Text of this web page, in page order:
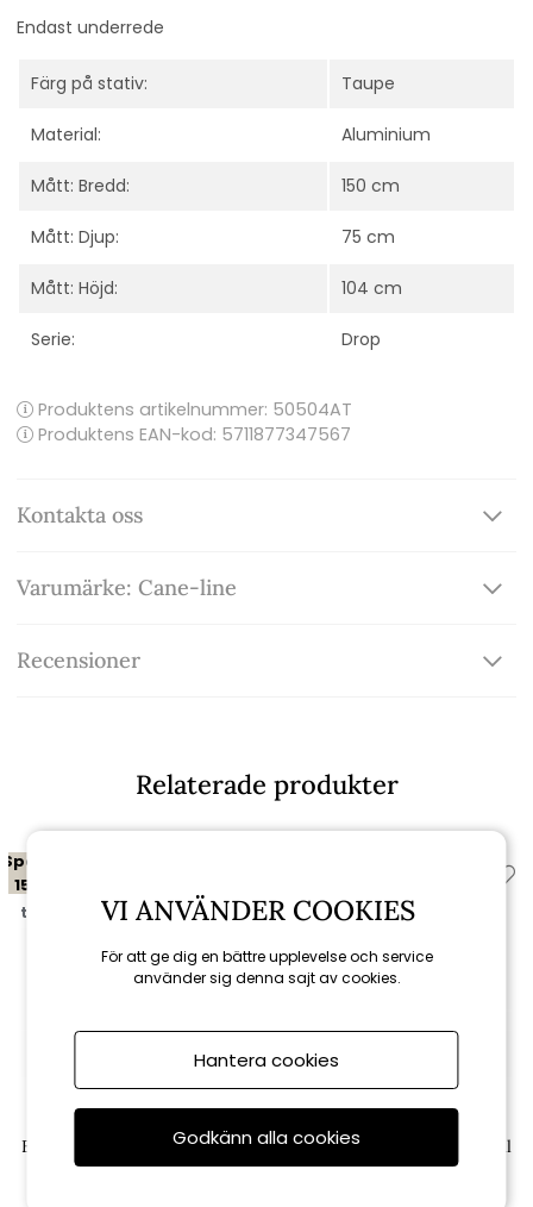
Endast underrede
Färg på stativ: Taupe
Material: Aluminium
Mått: Bredd: 150 cm
Mått: Djup: 75 cm
Mått: Höjd: 104 cm
Serie: Drop
Produktens artikelnummer: 50504AT
Produktens EAN-kod: 5711877347567
Kontakta oss
Varumärke: Cane-line
Recensioner
Relaterade produkter
Spara
15%
till 16/8
Bordsskiva 150x75 cm - multi
colour keramik
till 16/8
Bordsskiva 150x75 cm - fossil
grey keramik
VI ANVÄNDER COOKIES
För att ge dig en bättre upplevelse och service
använder sig denna sajt av cookies.
Hantera cookies
Godkänn alla cookies